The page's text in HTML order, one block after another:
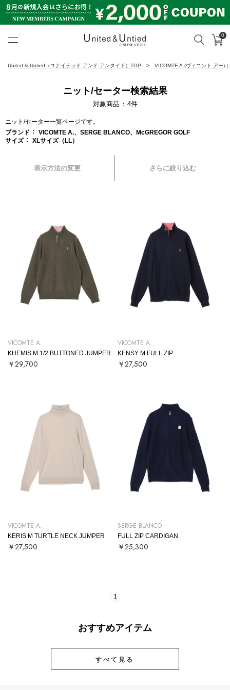
検索 カ
0
United & Untied（ユナイテッド アンド アンタイド）TOP VICOMTE A.(ヴィコント アー) |
ニット/セーター検索結果
対象商品 4件
ニット/セーター一覧ページです。
ブランド
VICOMTE A.、SERGE BLANCO、McGREGOR GOLF
サイズ
XLサイズ（LL）
表示方法の変更 さらに絞り込む
VICOMTE A.
KHEMIS M 1/2 BUTTONED JUMPER
￥29,700
VICOMTE A.
KENSY M FULL ZIP
￥27,500
VICOMTE A.
KERIS M TURTLE NECK JUMPER
￥27,500
SERGE BLANCO
FULL ZIP CARDIGAN
￥25,300
1
おすすめアイテム
すべて見る